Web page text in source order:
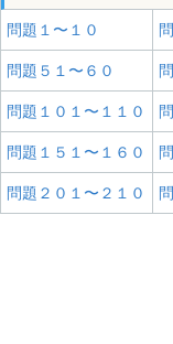
問題１〜１０
問題５１〜６０
問題１０１〜１１０
問題１５１〜１６０
問題２０１〜２１０